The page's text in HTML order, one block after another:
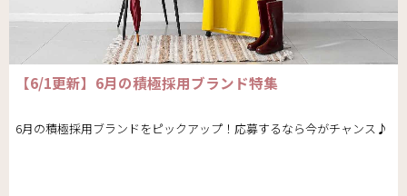
【6/1更新】6月の積極採用ブランド特集
6月の積極採用ブランドをピックアップ！応募するなら今がチャンス♪